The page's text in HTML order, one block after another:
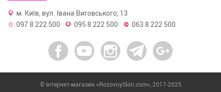
м. Київ, вул. Івана Виговського, 13
097 8 222 500
095 8 222 500 063 8 222 500
© Інтернет-магазин «RozovuySlon.com», 2017-2025